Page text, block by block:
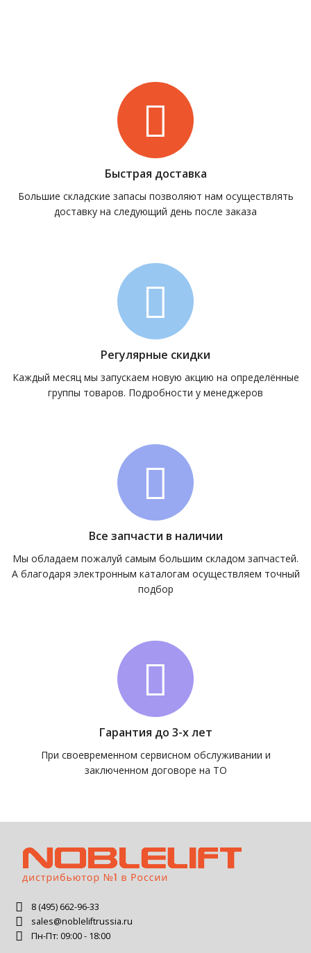
Быстрая доставка
Большие складские запасы позволяют нам осуществлять
доставку на следующий день после заказа
Регулярные скидки
Каждый месяц мы запускаем новую акцию на определённые
группы товаров. Подробности у менеджеров
Все запчасти в наличии
Мы обладаем пожалуй самым большим складом запчастей.
А благодаря электронным каталогам осуществляем точный
подбор
Гарантия до 3-х лет
При своевременном сервисном обслуживании и
заключенном договоре на ТО
8 (495) 662-96-33
sales@nobleliftrussia.ru
Пн-Пт: 09:00 - 18:00